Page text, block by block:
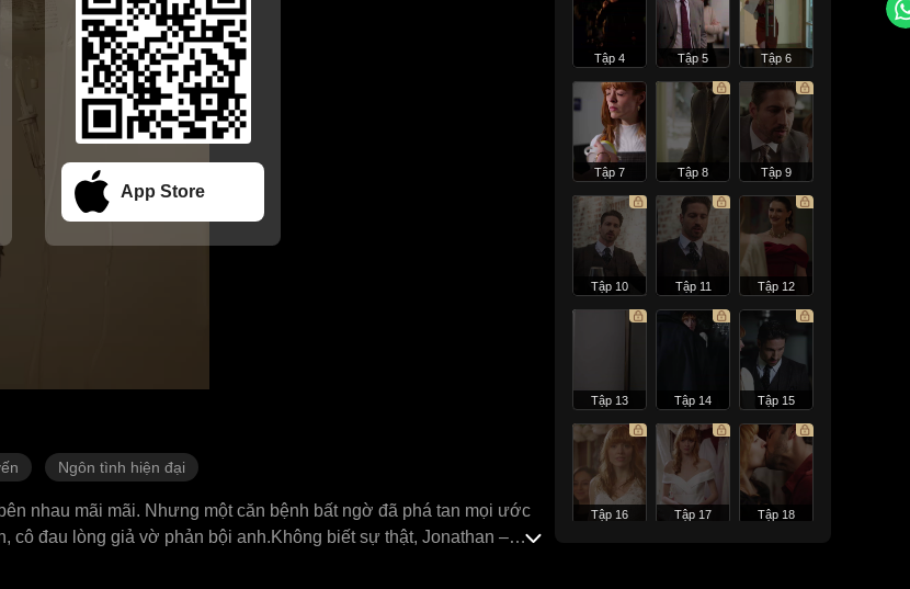
App Store
Ngôn tình hiện đại
nhau mãi mãi. Nhưng một căn bệnh bất ngờ đã phá tan mọi ước
cô đau lòng giả vờ phản bội anh.Không biết sự thật, Jonathan –
Tập 4 Tập 5 Tập 6
Tập 7 Tập 8 Tập 9
Tập 10 Tập 11 Tập 12
Tập 13 Tập 14 Tập 15
Tập 16 Tập 17 Tập 18